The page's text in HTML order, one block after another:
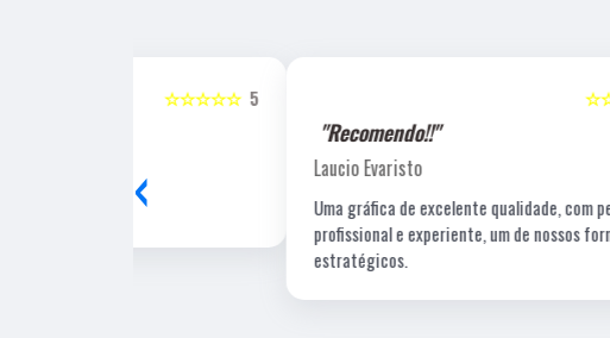
Uma gráfica de excelente qualidade, com pessoal
profissional e experiente, um de nossos fornecedores
‹